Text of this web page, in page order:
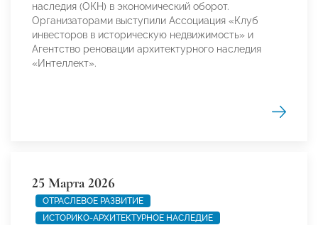
наследия (ОКН) в экономический оборот.
Организаторами выступили Ассоциация «Клуб
инвесторов в историческую недвижимость» и
Агентство реновации архитектурного наследия
«Интеллект».
25 Марта 2026
ОТРАСЛЕВОЕ РАЗВИТИЕ
ИСТОРИКО-АРХИТЕКТУРНОЕ НАСЛЕДИЕ